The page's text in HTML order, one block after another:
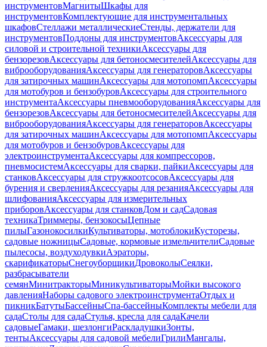
инструментовМагнитыШкафы для
инструментовКомплектующие для инструментальных
шкафовСтеллажи металлическиеСтенды, держатели для
инструментовПоддоны для инструментовАксессуары для
силовой и строительной техникиАксессуары для
бензорезовАксессуары для бетоносмесителейАксессуары для
виброоборудованияАксессуары для генераторовАксессуары
для затирочных машинАксессуары для мотопомпАксессуары
для мотобуров и бензобуровАксессуары для строительного
инструментаАксессуары пневмооборудованияАксессуары для
бензорезовАксессуары для бетоносмесителейАксессуары для
виброоборудованияАксессуары для генераторовАксессуары
для затирочных машинАксессуары для мотопомпАксессуары
для мотобуров и бензобуровАксессуары для
электроинструментаАксессуары для компрессоров,
пневмосистемАксессуары для сварки, пайкиАксессуары для
станковАксессуары для стружкоотсосовАксессуары для
бурения и сверленияАксессуары для резанияАксессуары для
шлифованияАксессуары для измерительных
приборовАксессуары для станковДом и садСадовая
техникаТриммеры, бензокосыЦепные
пилыГазонокосилкиКультиваторы, мотоблокиКусторезы,
садовые ножницыСадовые, кормовые измельчителиСадовые
пылесосы, воздуходувкиАэраторы,
скарификаторыСнегоуборщикиДровоколыСеялки,
разбрасыватели
семянМинитракторыМиникультиваторыМойки высокого
давленияНаборы садового электроинструментаОтдых и
пикникБатутыБассейныСпа-бассейныКомплекты мебели для
садаСтолы для садаСтулья, кресла для садаКачели
садовыеГамаки, шезлонгиРаскладушкиЗонты,
тентыАксессуары для садовой мебелиГрилиМангалы,